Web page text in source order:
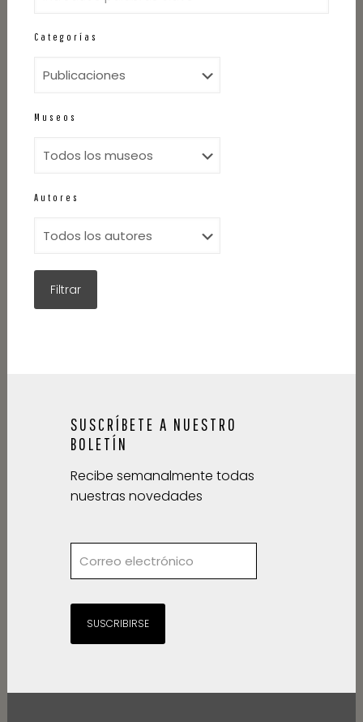
Categorías
Museos
Autores
SUSCRÍBETE A NUESTRO
BOLETÍN
Recibe semanalmente todas
nuestras novedades
SUSCRIBIRSE